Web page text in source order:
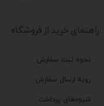
راهنمای خرید از فروشگاه
نحوه ثبت سفارش
رویه ارسال سفارش
شیوه‌های پرداخت